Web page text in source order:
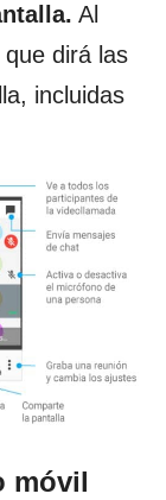
Al
dirá las
incluidas
móvil